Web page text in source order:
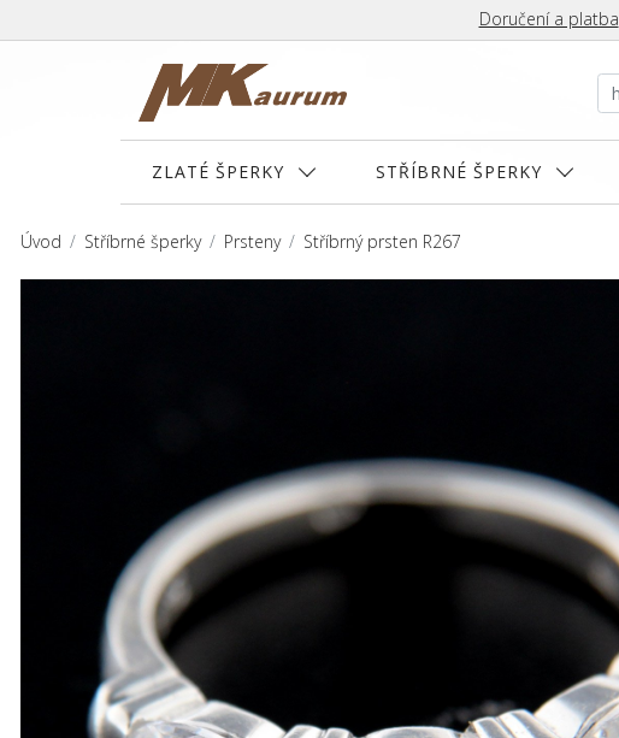
Doručení a platba
ZLATÉ ŠPERKY STŘÍBRNÉ ŠPERKY
Úvod Stříbrné šperky Prsteny Stříbrný prsten R267